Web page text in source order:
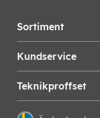
Sortiment
Kundservice
Teknikproffset